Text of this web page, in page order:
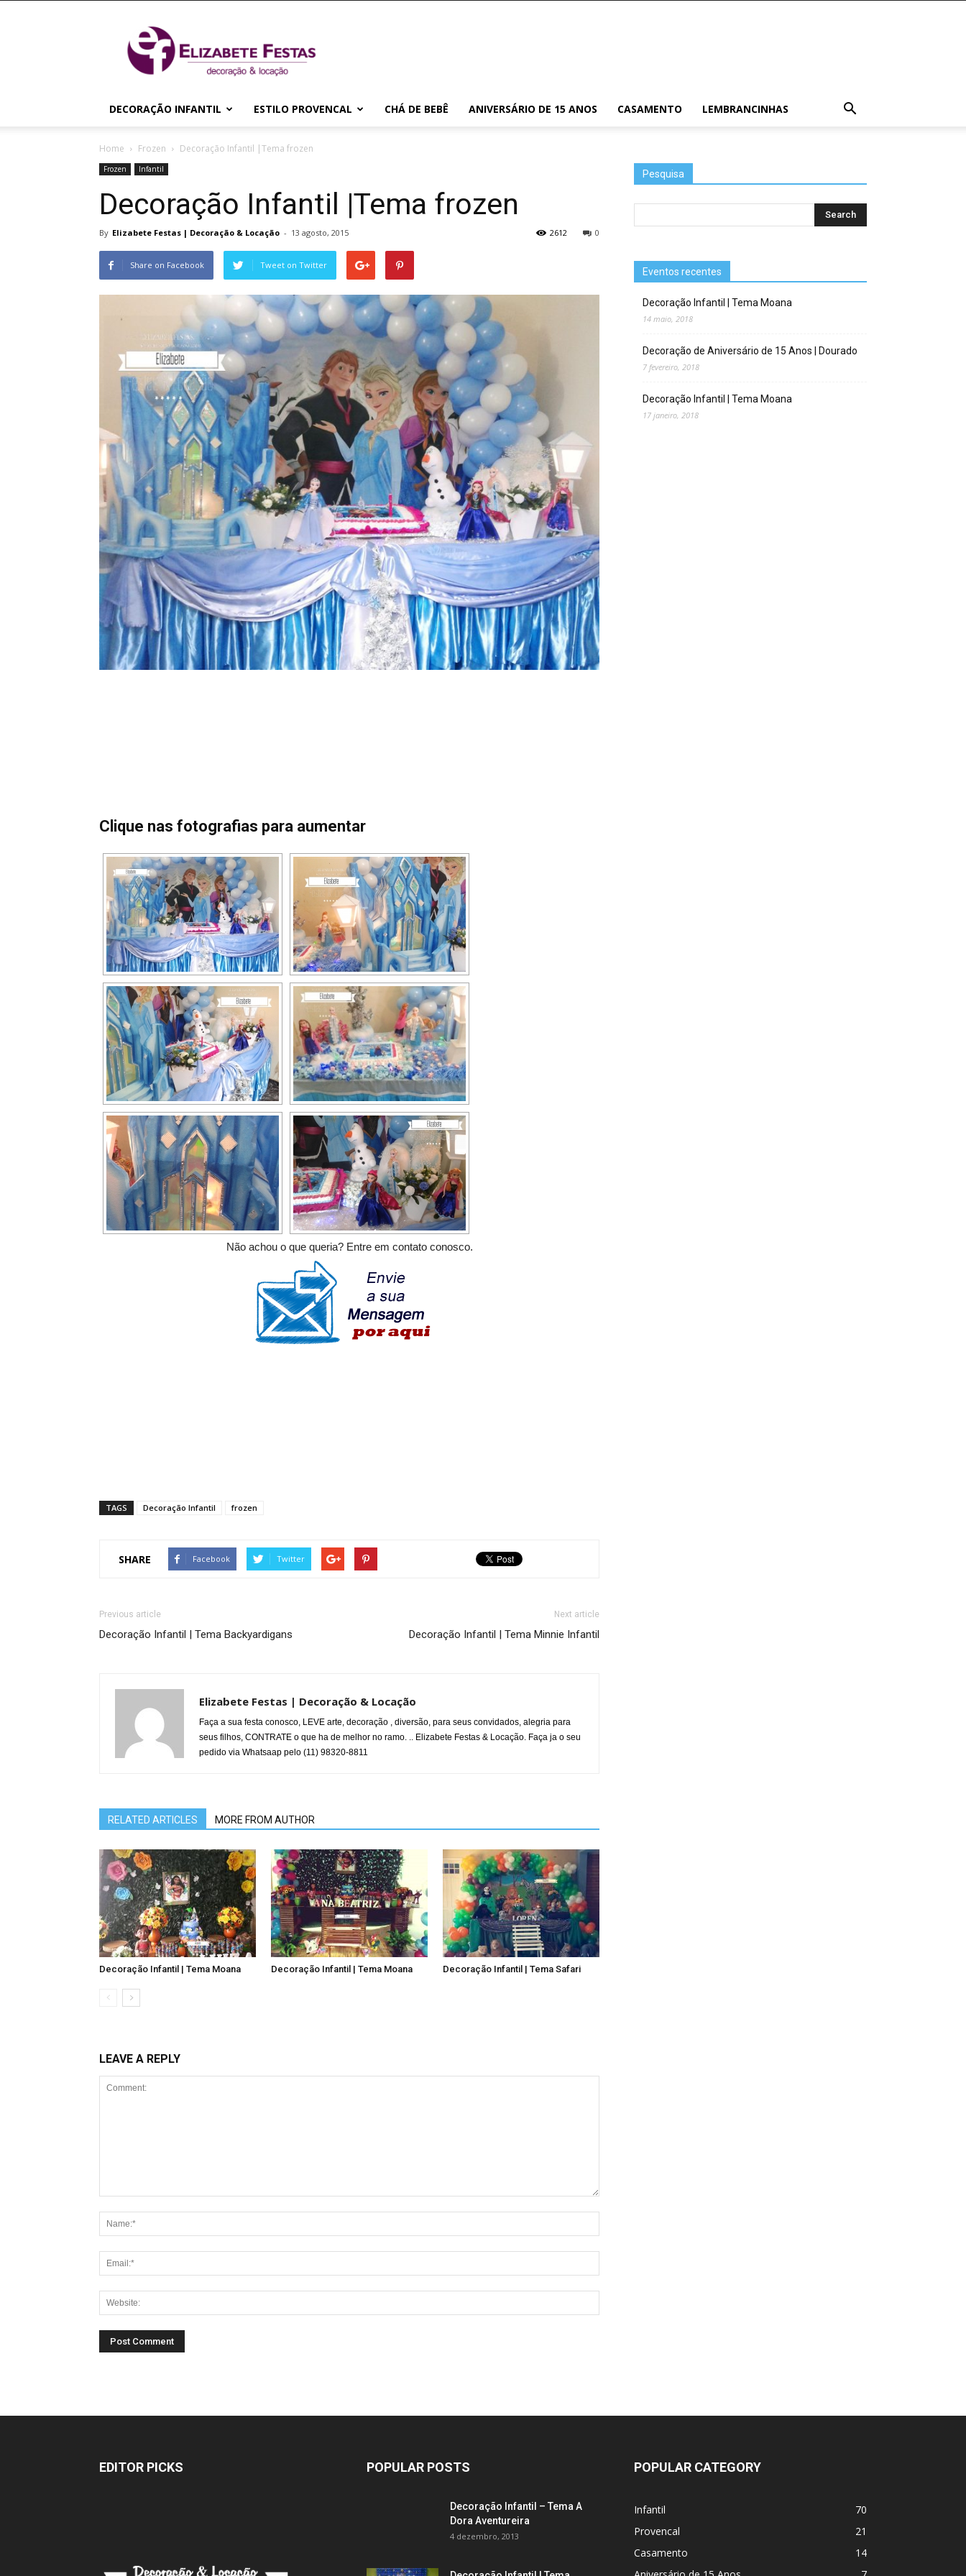
Elizabete
Festas
|
Decoração
Locação
DECORAÇÃO INFANTIL ESTILO PROVENCAL CHÁ DE BEBÊ ANIVERSÁRIO DE 15 ANOS CASAMENTO LEMBRANCINHAS
Home Frozen Decoração Infantil |Tema frozen
Frozen Infantil
Decoração Infantil |Tema frozen
By Elizabete Festas | Decoração & Locação - 13 agosto, 2015 0
2612
Share on Facebook Tweet on Twitter
Clique nas fotografias para aumentar
Não achou o que queria? Entre em contato conosco.
TAGS Decoração Infantil frozen
SHARE Facebook Twitter
Previous article
Decoração Infantil | Tema Backyardigans
Next article
Decoração Infantil | Tema Minnie Infantil
Elizabete Festas | Decoração & Locação
Faça a sua festa conosco, LEVE arte, decoração , diversão, para seus convidados, alegria para
seus filhos, CONTRATE o que ha de melhor no ramo. .. Elizabete Festas & Locação. Faça ja o seu
pedido via Whatsaap pelo (11) 98320-8811
RELATED ARTICLES MORE FROM AUTHOR
Decoração Infantil | Tema Moana Decoração Infantil | Tema Moana Decoração Infantil | Tema Safari
LEAVE A REPLY
Pesquisa
Eventos recentes
Decoração Infantil | Tema Moana
14 maio, 2018
Decoração de Aniversário de 15 Anos | Dourado
7 fevereiro, 2018
Decoração Infantil | Tema Moana
17 janeiro, 2018
EDITOR PICKS POPULAR POSTS
Decoração Infantil – Tema A
Dora Aventureira
4 dezembro, 2013
POPULAR CATEGORY
Infantil
70
Provencal
21
Casamento
14